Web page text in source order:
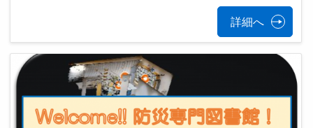
詳細へ